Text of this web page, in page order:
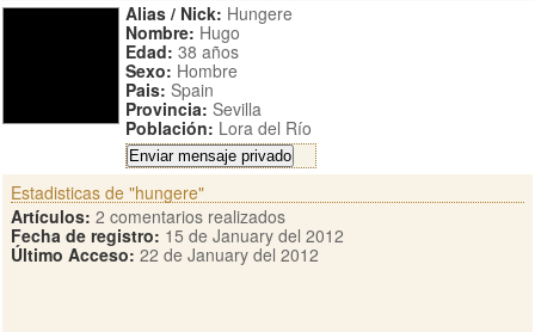
Alias / Nick: Hungere
Nombre: Hugo
Edad: 38 años
Sexo: Hombre
Pais: Spain
Provincia: Sevilla
Población: Lora del Río
Estadisticas de "hungere"
Artículos: 2 comentarios realizados
Fecha de registro: 15 de January del 2012
Último Acceso: 22 de January del 2012